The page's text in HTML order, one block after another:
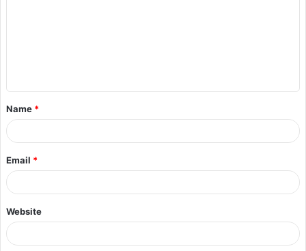
Name *
Email *
Website